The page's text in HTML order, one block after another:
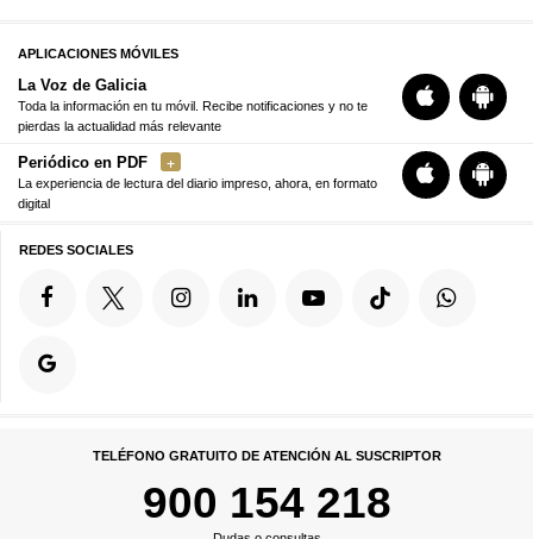
APLICACIONES MÓVILES
La Voz de Galicia
Toda la información en tu móvil. Recibe notificaciones y no te
pierdas la actualidad más relevante
Periódico en PDF
La experiencia de lectura del diario impreso, ahora, en formato
digital
REDES SOCIALES
TELÉFONO GRATUITO DE ATENCIÓN AL SUSCRIPTOR
900 154 218